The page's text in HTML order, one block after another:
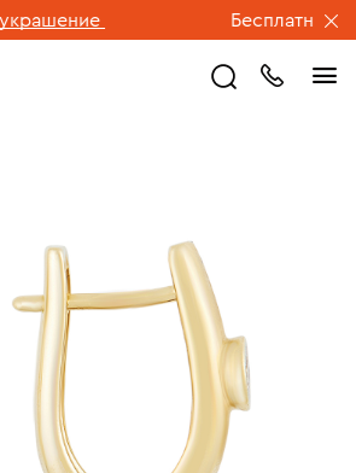
Бесплатная